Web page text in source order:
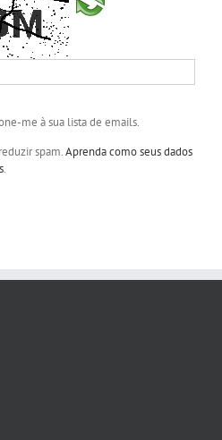
me à sua lista de emails.
spam.Aprenda como seus dados
.